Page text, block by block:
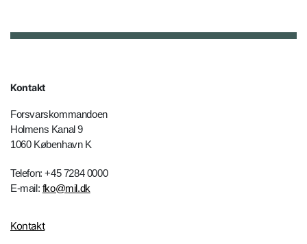
Kontakt
Forsvarskommandoen
Holmens Kanal 9
1060 København K
Telefon: +45 7284 0000
E-mail: fko@mil.dk
Kontakt